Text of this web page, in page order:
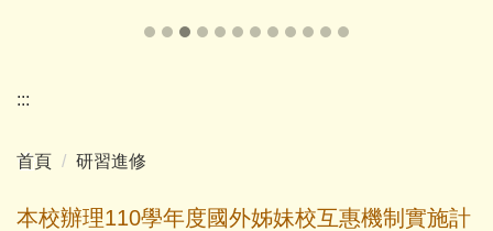
:::
首頁 研習進修
本校辦理110學年度國外姊妹校互惠機制實施計